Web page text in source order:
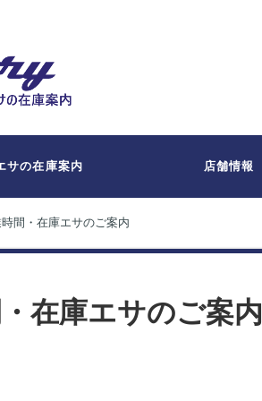
サの在庫案内 店舗情報
間・在庫エサのご案内
在庫エサのご案内